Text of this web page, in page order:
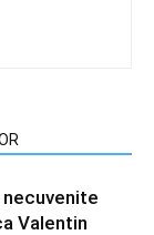
Valentin